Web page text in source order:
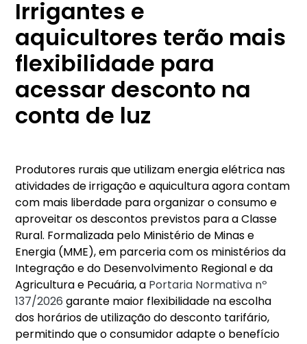
Irrigantes e
aquicultores terão mais
flexibilidade para
acessar desconto na
conta de luz
Produtores rurais que utilizam energia elétrica nas
atividades de irrigação e aquicultura agora contam
com mais liberdade para organizar o consumo e
aproveitar os descontos previstos para a Classe
Rural. Formalizada pelo Ministério de Minas e
Energia (MME), em parceria com os ministérios da
Integração e do Desenvolvimento Regional e da
Agricultura e Pecuária, a Portaria Normativa nº
137/2026 garante maior flexibilidade na escolha
dos horários de utilização do desconto tarifário,
permitindo que o consumidor adapte o benefício